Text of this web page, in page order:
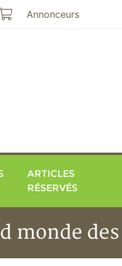
Mon panier
Annonceurs
ARTICLES
RÉSERVÉS
monde